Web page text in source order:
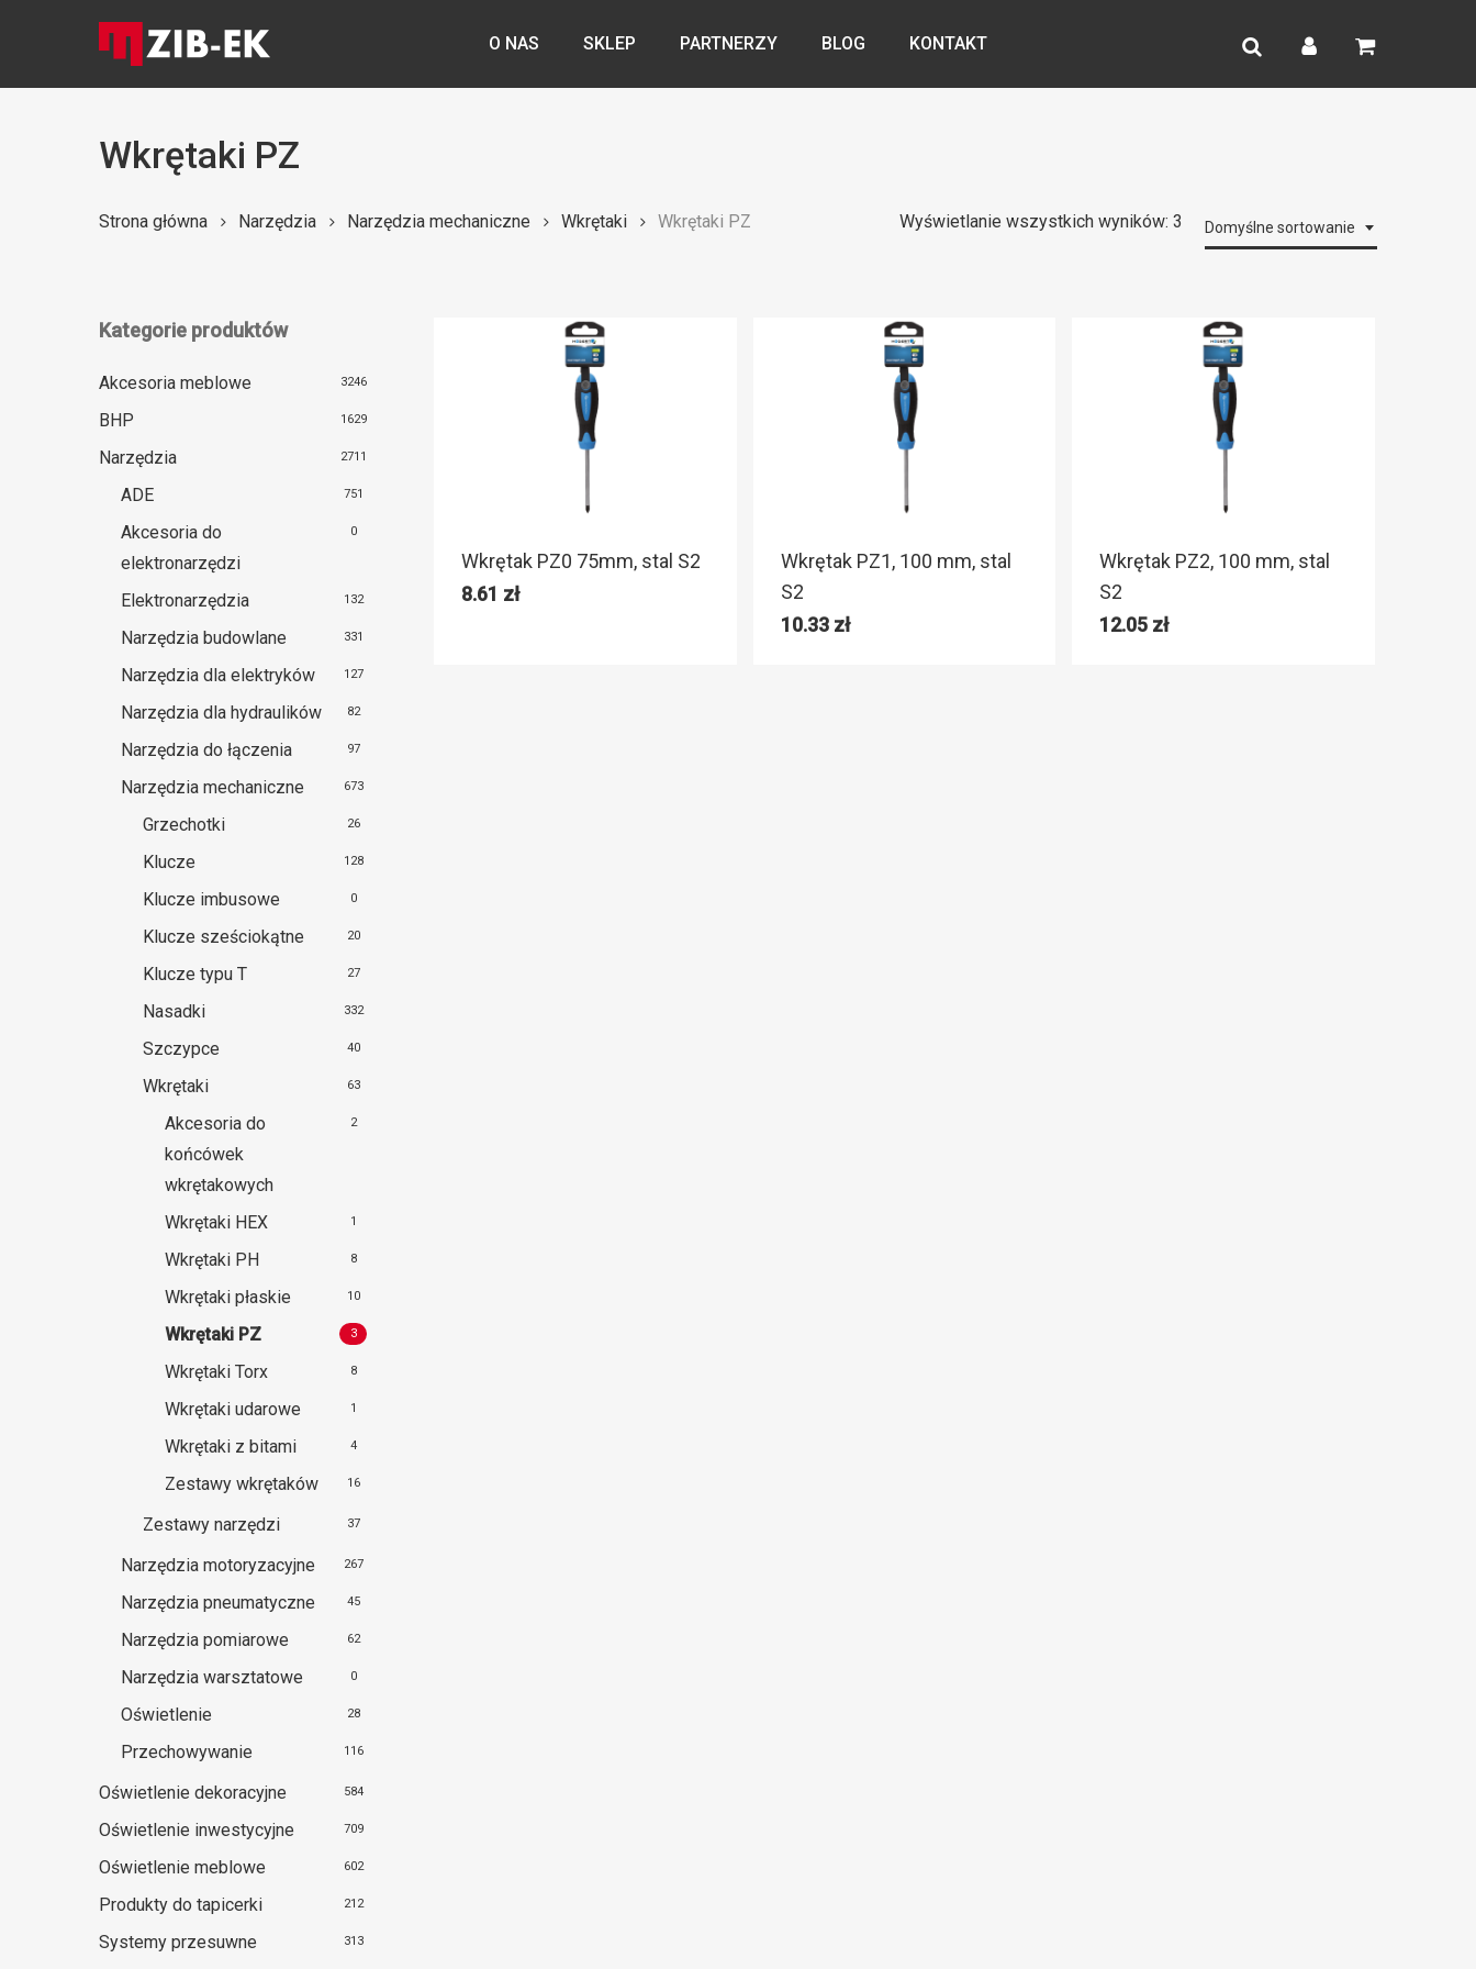
O NAS SKLEP PARTNERZY BLOG KONTAKT searchaccount
Wkrętaki PZ
Domyślne sortowanie
Wyświetlanie wszystkich wyników: 3
Strona główna Narzędzia Narzędzia mechaniczne Wkrętaki Wkrętaki PZ
Kategorie produktów
Akcesoria meblowe 3246
BHP 1629
Narzędzia 2711
ADE 751
Akcesoria do
elektronarzędzi
0
Elektronarzędzia 132
Narzędzia budowlane 331
Narzędzia dla elektryków 127
Narzędzia dla hydraulików 82
Narzędzia do łączenia 97
Narzędzia mechaniczne 673
Grzechotki 26
Klucze 128
Klucze imbusowe 0
Klucze sześciokątne 20
Klucze typu T 27
Nasadki 332
Szczypce 40
Wkrętaki 63
Akcesoria do
końcówek
wkrętakowych
2
Wkrętaki HEX 1
Wkrętaki PH 8
Wkrętaki płaskie 10
Wkrętaki PZ 3
Wkrętaki Torx 8
Wkrętaki udarowe 1
Wkrętaki z bitami 4
Zestawy wkrętaków 16
Zestawy narzędzi 37
Narzędzia motoryzacyjne 267
Narzędzia pneumatyczne 45
Narzędzia pomiarowe 62
Narzędzia warsztatowe 0
Oświetlenie 28
Przechowywanie 116
Oświetlenie dekoracyjne 584
Oświetlenie inwestycyjne 709
Oświetlenie meblowe 602
Produkty do tapicerki 212
Systemy przesuwne 313
Wkrętak PZ0 75mm, stal S2
8.61 zł
Wkrętak PZ1, 100 mm, stal
S2
10.33 zł
Wkrętak PZ2, 100 mm, stal
S2
12.05 zł